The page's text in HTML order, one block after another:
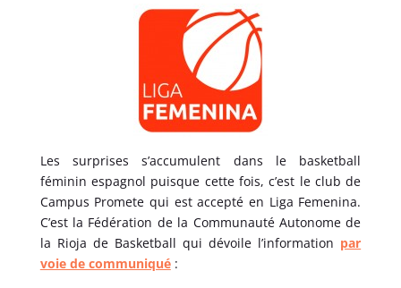
Les surprises s’accumulent dans le basketball
féminin espagnol puisque cette fois, c’est le club de
Campus Promete qui est accepté en Liga Femenina.
C’est la Fédération de la Communauté Autonome de
la Rioja de Basketball qui dévoile l’information par
voie de communiqué: